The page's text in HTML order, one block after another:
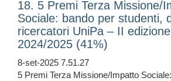
18. 5 Premi Terza Missione/
Sociale: bando per studenti,
ricercatori UniPa – II
2024/2025 (41%)
8-set-2025 7.51.27
5 Premi Terza Missione/Impatto